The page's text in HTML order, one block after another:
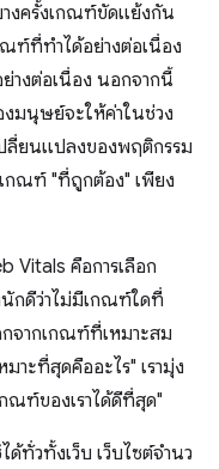
งครั้งเกณฑ์ขัดแย้งกัน
ณฑ์ที่ทำได้อย่างต่อเนื่อง
างต่อเนื่อง นอกจากนี้
งมนุษย์จะให้ค่าในช่วง
ลี่ยนแปลงของพฤติกรรม
กณฑ์ "ที่ถูกต้อง" เพียง
Vitals คือการเลือก
กดีว่าไม่มีเกณฑ์ใดที่
จากเกณฑ์ที่เหมาะสม
าะที่สุดคืออะไร" เรามุ่ง
ณฑ์ของเราได้ดีที่สุด"
ทั่วทั้งเว็บ เว็บไซต์จํานว